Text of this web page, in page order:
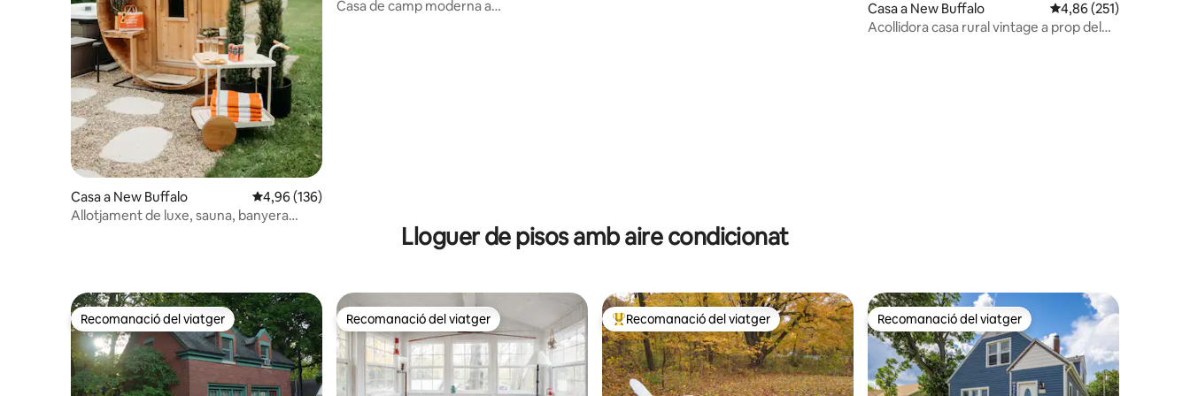
Casa a New Buffalo 4,96 de puntuació mitjana d'un total de 5; 136 avaluacions
4,96 (136)
Allotjament de luxe, sauna, banyera
Casa de camp moderna a
Casa a New Buffalo 4,86 de puntuació
4,86 (251)
Acollidora casa rural vintage a prop del
Lloguer de pisos amb aire condicionat
Recomanació del viatger
Recomanació del viatger Recomanació del viatger
Recomanació del viatger Principals recomanacions dels viatgers
Recomanació del viatger Recomanació del viatger
Recomanació del viatger